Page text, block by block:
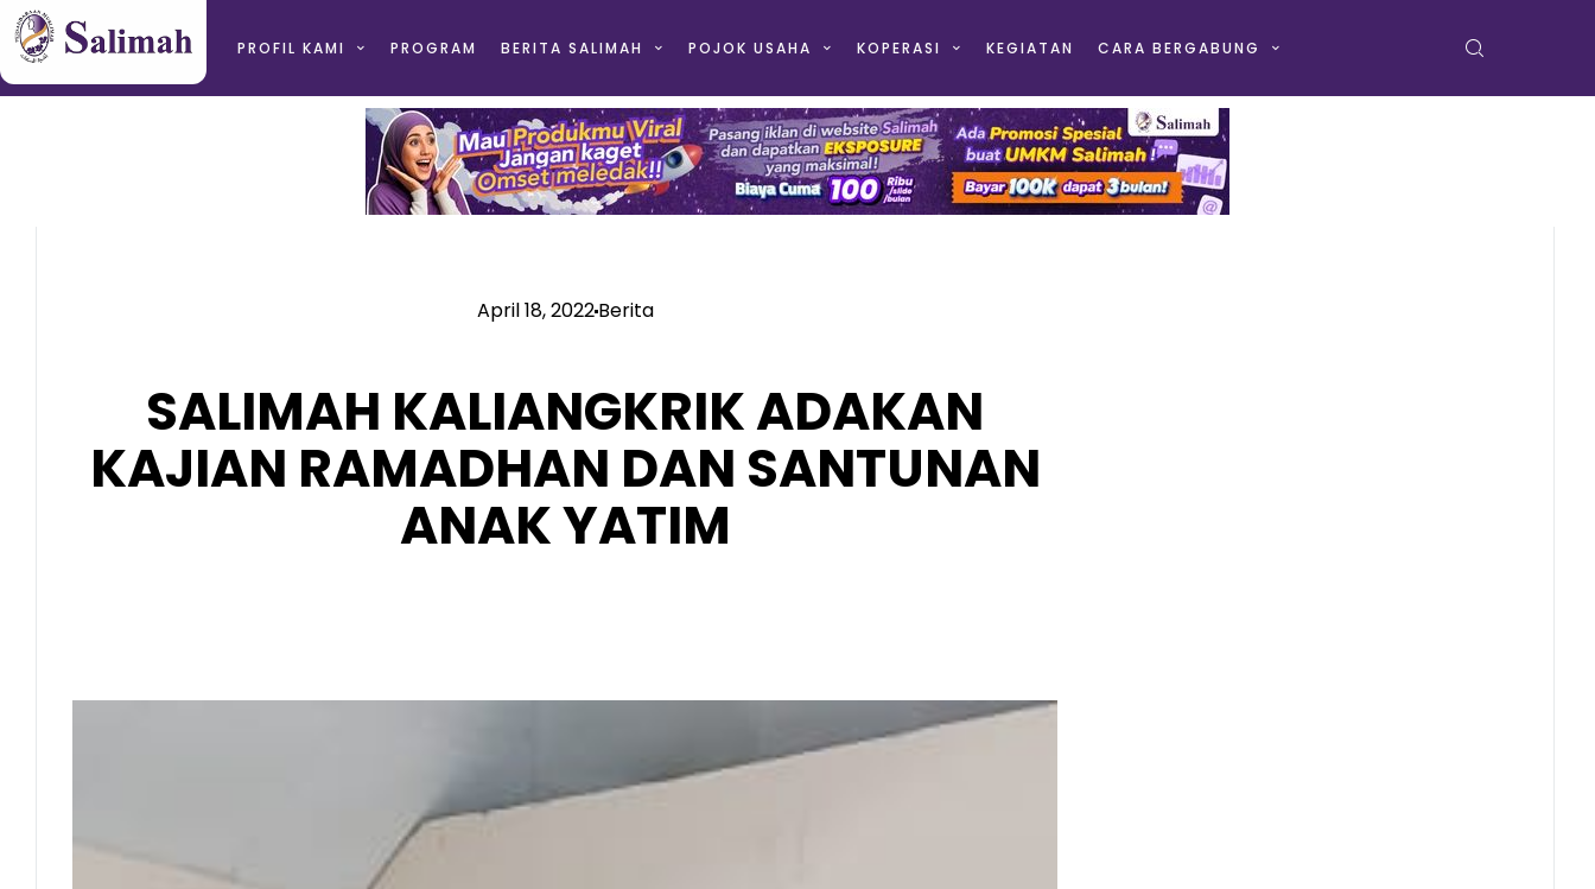
PROFIL KAMI PROGRAM BERITA SALIMAH POJOK USAHA KOPERASI KEGIATAN CARA BERGABUNG
April 18, 2022Berita
SALIMAH KALIANGKRIK ADAKAN
KAJIAN RAMADHAN DAN SANTUNAN
ANAK YATIM